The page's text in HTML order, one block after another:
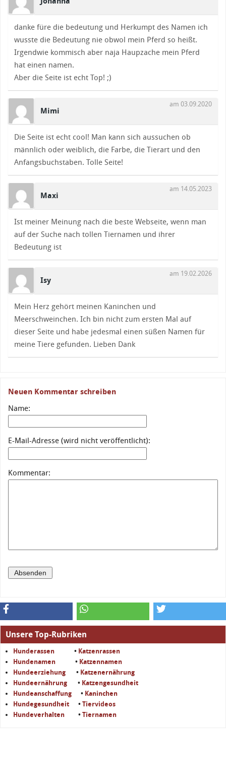
danke füre die bedeutung und Herkumpt des Namen ich
wusste die Bedeutung nie obwol mein Pferd so heißt.
Irgendwie kommisch aber naja Haupzache mein Pferd
hat einen namen.
Aber die Seite ist echt Top! ;)
Mimi
am 03.09.2020
Die Seite ist echt cool! Man kann sich aussuchen ob
männlich oder weiblich, die Farbe, die Tierart und den
Anfangsbuchstaben. Tolle Seite!
Maxi
am 14.05.2023
Ist meiner Meinung nach die beste Webseite, wenn man
auf der Suche nach tollen Tiernamen und ihrer
Bedeutung ist
Isy
am 19.02.2026
Mein Herz gehört meinen Kaninchen und
Meerschweinchen. Ich bin nicht zum ersten Mal auf
dieser Seite und habe jedesmal einen süßen Namen für
meine Tiere gefunden. Lieben Dank
Neuen Kommentar schreiben
Name:
E-Mail-Adresse (wird nicht veröffentlicht):
Kommentar:
Unsere Top-Rubriken
Hunderassen • Katzenrassen
Hundenamen
• Katzennamen
Hundeerziehung • Katzenernährung
Hundeernährung • Katzengesundheit
Hundeanschaffung • Kaninchen
Hundegesundheit • Tiervideos
Hundeverhalten • Tiernamen